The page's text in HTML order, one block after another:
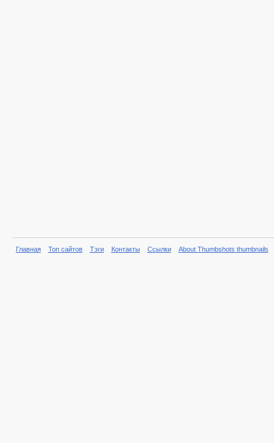
Главная Топ сайтов Тэги Контакты Ссылки About Thumbshots thumbnails